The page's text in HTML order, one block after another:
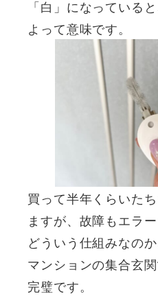
「白」になっている
よって意味です。
買って半年くらいた
ますが、故障もエラー
どういう仕組みなの
マンションの集合玄
完璧です。